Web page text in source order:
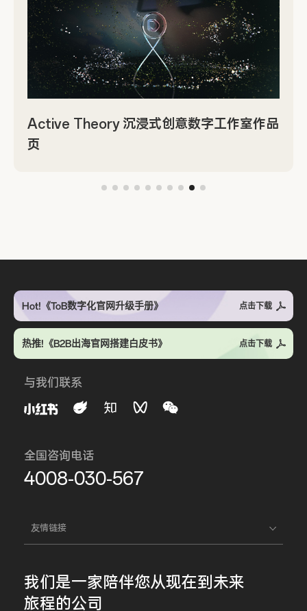
Active Theory 沉浸式创意数字工作室作品
页
Hot!《ToB数字化官网升级手册》 点击下载
热推!《B2B出海官网搭建白皮书》 点击下载
与我们联系
全国咨询电话
4008-030-567
友情链接
我们是一家陪伴您从现在到未来
旅程的公司